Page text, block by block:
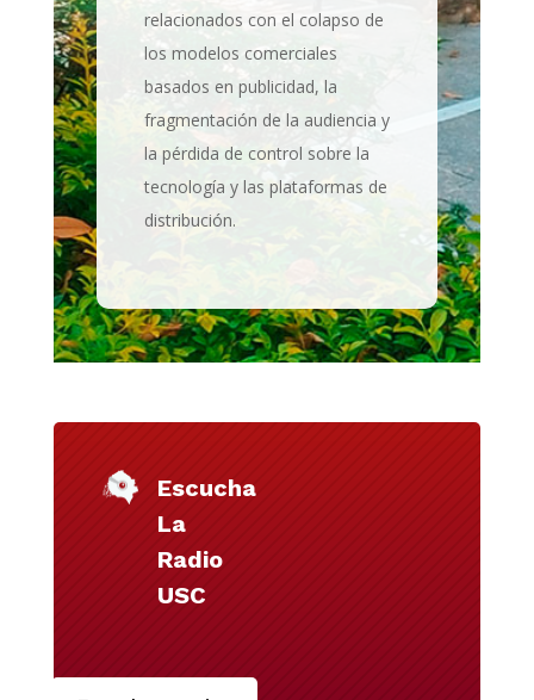
relacionados con el colapso de
los modelos comerciales
basados en publicidad, la
fragmentación de la audiencia y
la pérdida de control sobre la
tecnología y las plataformas de
distribución.
Escucha
La
Radio
USC